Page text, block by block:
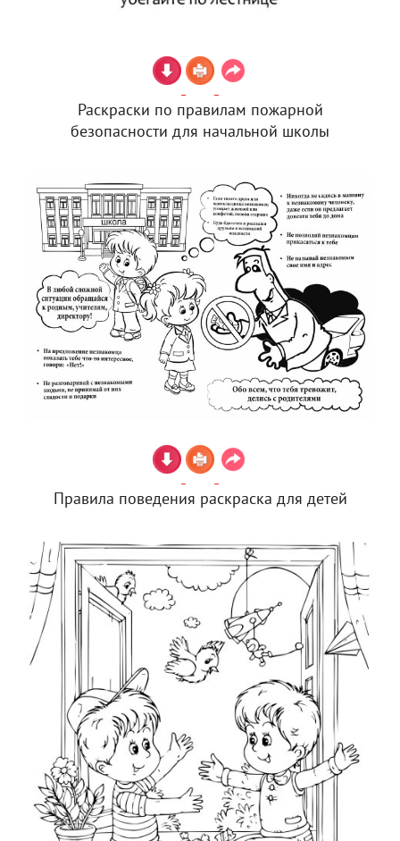
Раскраски по правилам пожарной
безопасности для начальной школы
Правила поведения раскраска для детей